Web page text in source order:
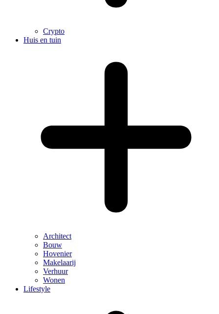
Crypto
Huis en tuin
Architect
Bouw
Hovenier
Makelaarij
Verhuur
Wonen
Lifestyle